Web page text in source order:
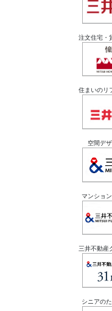
注文住宅・
住まいのリ
空間デ
マンショ
三井不動産
シニアの